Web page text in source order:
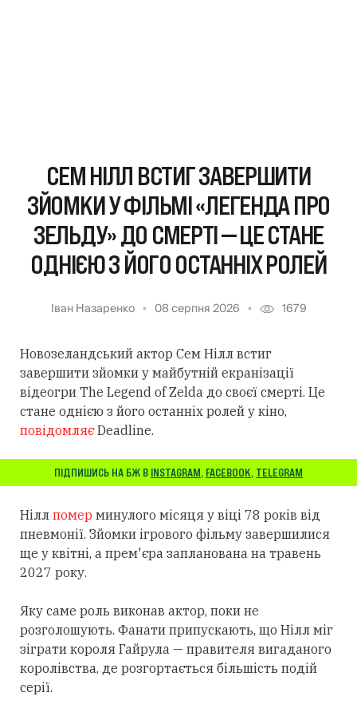
СЕМ НІЛЛ ВСТИГ ЗАВЕРШИТИ
ЗЙОМКИ У ФІЛЬМІ «ЛЕГЕНДА ПРО
ЗЕЛЬДУ» ДО СМЕРТІ — ЦЕ СТАНЕ
ОДНІЄЮ З ЙОГО ОСТАННІХ РОЛЕЙ
Іван Назаренко 08 серпня 2026 1679
Новозеландський актор Сем Нілл встиг
завершити зйомки у майбутній екранізації
відеогри The Legend of Zelda до своєї смерті. Це
стане однією з його останніх ролей у кіно,
повідомляєDeadline.
ПІДПИШИСЬ НА БЖ В INSTAGRAM, FACEBOOK, TELEGRAM
Нілл помер минулого місяця у віці 78 років від
пневмонії. Зйомки ігрового фільму завершилися
ще у квітні, а прем'єра запланована на травень
2027 року.
Яку саме роль виконав актор, поки не
розголошують. Фанати припускають, що Нілл міг
зіграти короля Гайрула — правителя вигаданого
королівства, де розгортається більшість подій
серії.